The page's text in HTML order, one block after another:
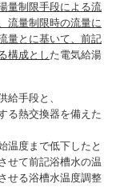
量制限手段による流
流量制限時の流量に
量とに基いて、前記
構成とし た電気給湯
給手段と、
る熱交換器を備えた
温度まで低下したと
せて前記浴槽水の温
せる浴槽水温度調整